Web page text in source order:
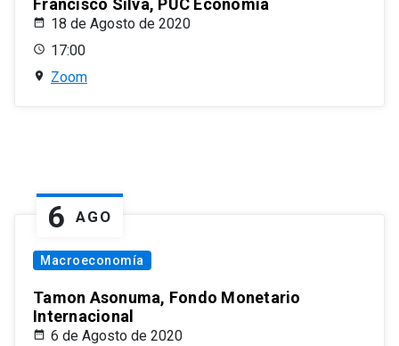
Francisco Silva, PUC Economía
18 de Agosto de 2020
17:00
Zoom
6 AGO
Macroeconomía
Tamon Asonuma, Fondo Monetario
Internacional
6 de Agosto de 2020